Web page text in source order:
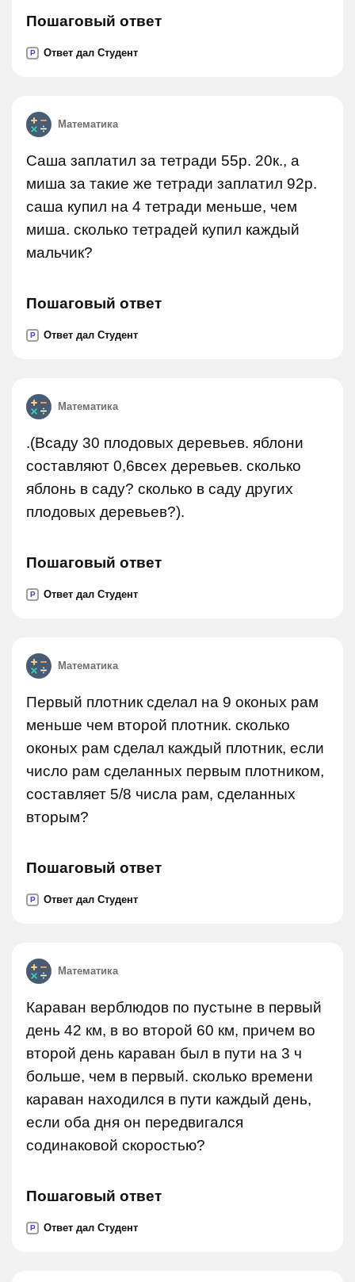
Пошаговый ответ
P Ответ дал Студент
Математика
Саша заплатил за тетради 55р. 20к., а
миша за такие же тетради заплатил 92р.
саша купил на 4 тетради меньше, чем
миша. сколько тетрадей купил каждый
мальчик?
Пошаговый ответ
P Ответ дал Студент
Математика
.(Всаду 30 плодовых деревьев. яблони
составляют 0,6всех деревьев. сколько
яблонь в саду? сколько в саду других
плодовых деревьев?).
Пошаговый ответ
P Ответ дал Студент
Математика
Первый плотник сделал на 9 оконых рам
меньше чем второй плотник. сколько
оконых рам сделал каждый плотник, если
число рам сделанных первым плотником,
составляет 5/8 числа рам, сделанных
вторым?
Пошаговый ответ
P Ответ дал Студент
Математика
Караван верблюдов по пустыне в первый
день 42 км, в во второй 60 км, причем во
второй день караван был в пути на 3 ч
больше, чем в первый. сколько времени
караван находился в пути каждый день,
если оба дня он передвигался
содинаковой скоростью?
Пошаговый ответ
P Ответ дал Студент